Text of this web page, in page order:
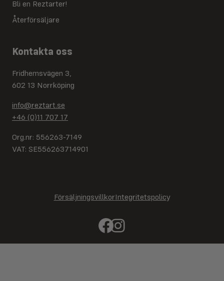
Bli en Reztarter!
Återförsäljare
Kontakta oss
Fridhemsvägen 3,
602 13 Norrköping
info@reztart.se
+46 (0)11 707 17
Org.nr: 556263-7149
VAT: SE556263714901
FörsäljningsvillkorIntegritetspolicy
Facebook
Instagram